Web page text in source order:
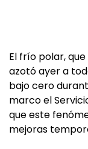
El frío polar,
azotó ayer a
bajo cero
marco el
que este
mejoras